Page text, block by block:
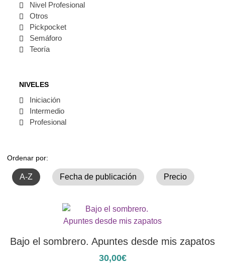
Nivel Profesional
Otros
Pickpocket
Semáforo
Teoría
NIVELES
Iniciación
Intermedio
Profesional
Ordenar por:
A-Z Fecha de publicación Precio
Bajo el sombrero. Apuntes desde mis zapatos
30,00€